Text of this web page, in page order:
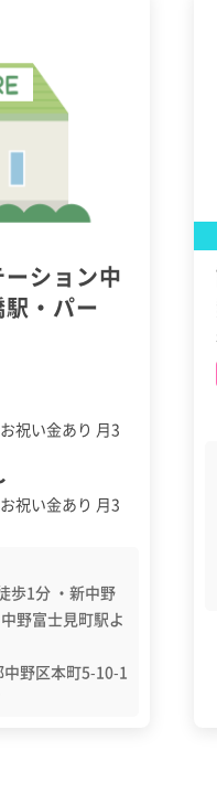
ション中
・パー
祝い金あり 月3
祝い金あり 月3
歩1分 ・新中野
野富士見町駅よ
野区本町5-10-1